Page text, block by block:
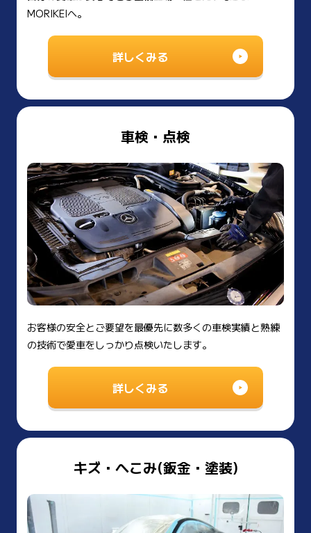
MORIKEIへ。
詳しくみる
車検・点検
お客様の安全とご要望を最優先に数多くの車検実績と熟練
の技術で愛車をしっかり点検いたします。
詳しくみる
キズ・へこみ(鈑金・塗装)